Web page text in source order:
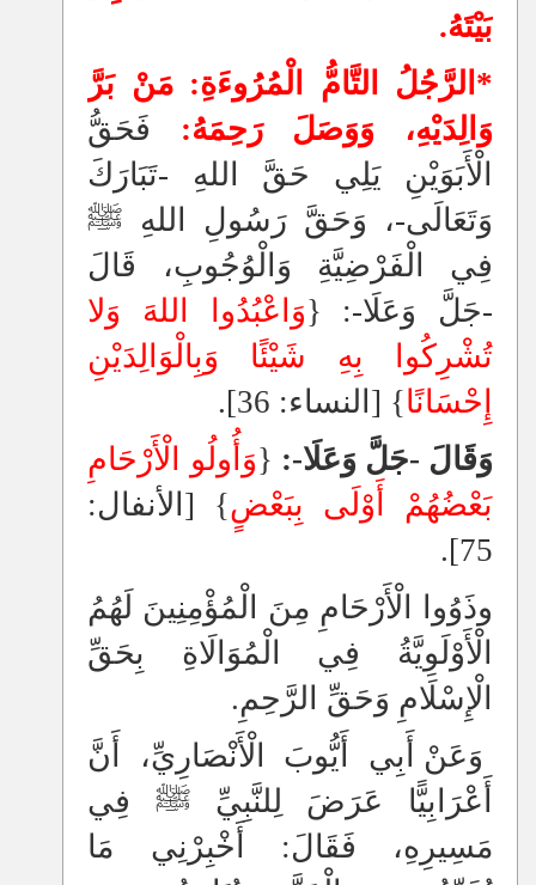
بَيْتَهُ.
*الرَّجُلُ التَّامُّ الْمُرُوءَةِ: مَنْ بَرَّ
وَالِدَيْهِ، وَوَصَلَ رَحِمَهُ: فَحَقُّ
الْأَبَوَيْنِ يَلِي حَقَّ اللهِ -تَبَارَكَ
وَتَعَالَى-، وَحَقَّ رَسُولِ اللهِ ﷺ
فِي الْفَرْضِيَّةِ وَالْوُجُوبِ، قَالَ
-جَلَّ وَعَلَا-: {وَاعْبُدُوا اللهَ وَلا
تُشْرِكُوا بِهِ شَيْئًا وَبِالْوَالِدَيْنِ
إِحْسَانًا} [النساء: 36].
وَقَالَ -جَلَّ وَعَلَا-: {وَأُولُو الْأَرْحَامِ
بَعْضُهُمْ أَوْلَى بِبَعْضٍ} [الأنفال:
75].
وذَوُوا الْأَرْحَامِ مِنَ الْمُؤْمِنِينَ لَهُمُ
الْأَوْلَوِيَّةُ فِي الْمُوَالَاةِ بِحَقِّ
الْإِسْلَامِ وَحَقِّ الرَّحِمِ.
وَعَنْ أَبِي أَيُّوبَ الْأَنْصَارِيِّ، أَنَّ
أَعْرَابِيًّا عَرَضَ لِلنَّبِيِّ ﷺ فِي
مَسِيرِهِ، فَقَالَ: أَخْبِرْنِي مَا